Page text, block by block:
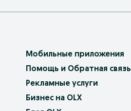
Мобильные приложения
Помощь и Обратная связь
Рекламные услуги
Бизнес на OLX